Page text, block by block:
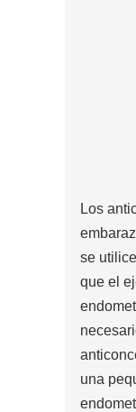
Los
se
que el
una